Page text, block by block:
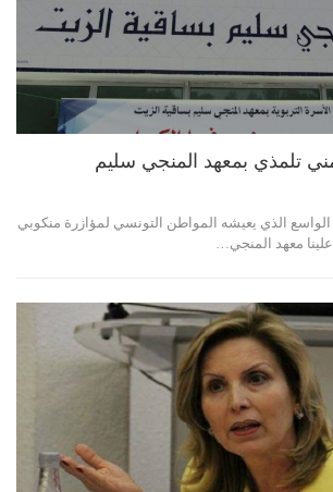
تلمذي بمعهد المنجي سليم
الذي يعيشه المواطن التونسي لمؤازرة منكوبي
معهد المنجي…